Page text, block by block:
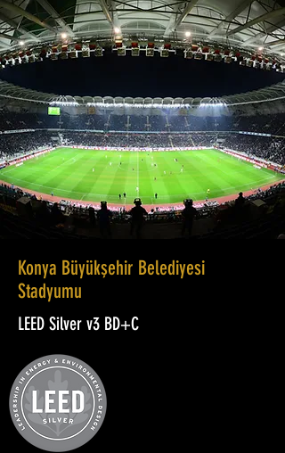
Konya Büyükşehir Belediyesi
Stadyumu
LEED Silver v3 BD+C